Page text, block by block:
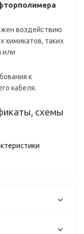
воздействию
химикатов, таких
или
к
кабеля.
схемы